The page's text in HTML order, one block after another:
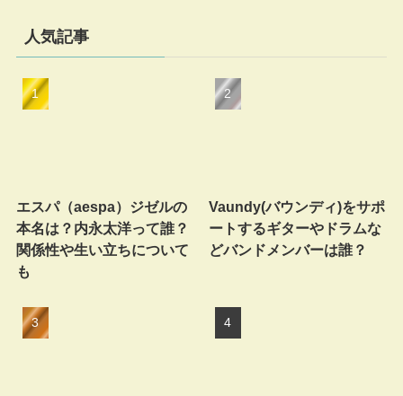
人気記事
エスパ（aespa）ジゼルの
本名は？内永太洋って誰？
関係性や生い立ちについて
も
Vaundy(バウンディ)をサポ
ートするギターやドラムな
どバンドメンバーは誰？